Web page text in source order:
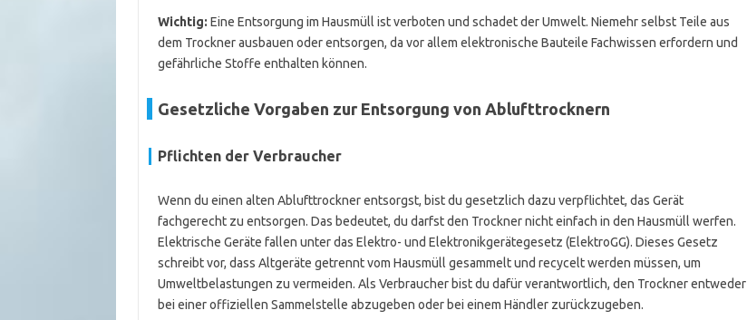
Wichtig: Eine Entsorgung im Hausmüll ist verboten und schadet der Umwelt. Niemehr selbst Teile aus
dem Trockner ausbauen oder entsorgen, da vor allem elektronische Bauteile Fachwissen erfordern und
gefährliche Stoffe enthalten können.
Gesetzliche Vorgaben zur Entsorgung von Ablufttrocknern
Pflichten der Verbraucher
Wenn du einen alten Ablufttrockner entsorgst, bist du gesetzlich dazu verpflichtet, das Gerät
fachgerecht zu entsorgen. Das bedeutet, du darfst den Trockner nicht einfach in den Hausmüll werfen.
Elektrische Geräte fallen unter das Elektro- und Elektronikgerätegesetz (ElektroGG). Dieses Gesetz
schreibt vor, dass Altgeräte getrennt vom Hausmüll gesammelt und recycelt werden müssen, um
Umweltbelastungen zu vermeiden. Als Verbraucher bist du dafür verantwortlich, den Trockner entweder
bei einer offiziellen Sammelstelle abzugeben oder bei einem Händler zurückzugeben.